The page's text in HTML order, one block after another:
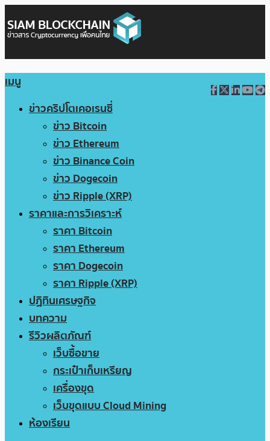
เมนู
ข่าวคริปโตเคอเรนซี่
ข่าว Bitcoin
ข่าว Ethereum
ข่าว Binance Coin
ข่าว Dogecoin
ข่าว Ripple (XRP)
ราคาและการวิเคราะห์
ราคา Bitcoin
ราคา Ethereum
ราคา Dogecoin
ราคา Ripple (XRP)
ปฏิทินเศรษฐกิจ
บทความ
รีวิวผลิตภัณฑ์
เว็บซื้อขาย
กระเป๋าเก็บเหรียญ
เครื่องขุด
เว็บขุดแบบ Cloud Mining
ห้องเรียน